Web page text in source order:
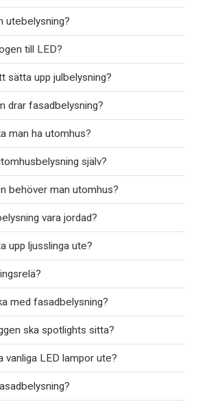
utebelysning?
till LED?
sätta upp julbelysning?
drar fasadbelysning?
man ha utomhus?
själv?
behöver man utomhus?
vara jordad?
upp ljusslinga ute?
med fasadbelysning?
ska spotlights sitta?
vanliga LED lampor ute?